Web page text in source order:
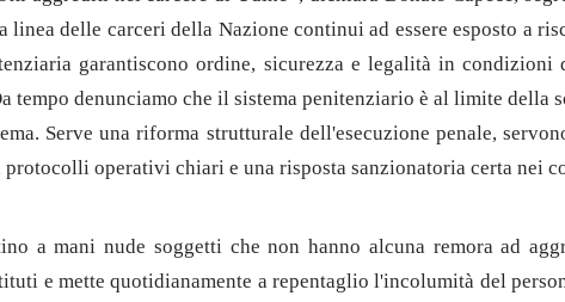
delle carceri della Nazione continui ad essere esposto a
garantiscono ordine, sicurezza e legalità in condizioni
denunciamo che il sistema penitenziario è al limite
Serve una riforma strutturale dell'esecuzione penale,
operativi chiari e una risposta sanzionatoria certa nei
a mani nude soggetti che non hanno alcuna remora ad
e mette quotidianamente a repentaglio l'incolumità del